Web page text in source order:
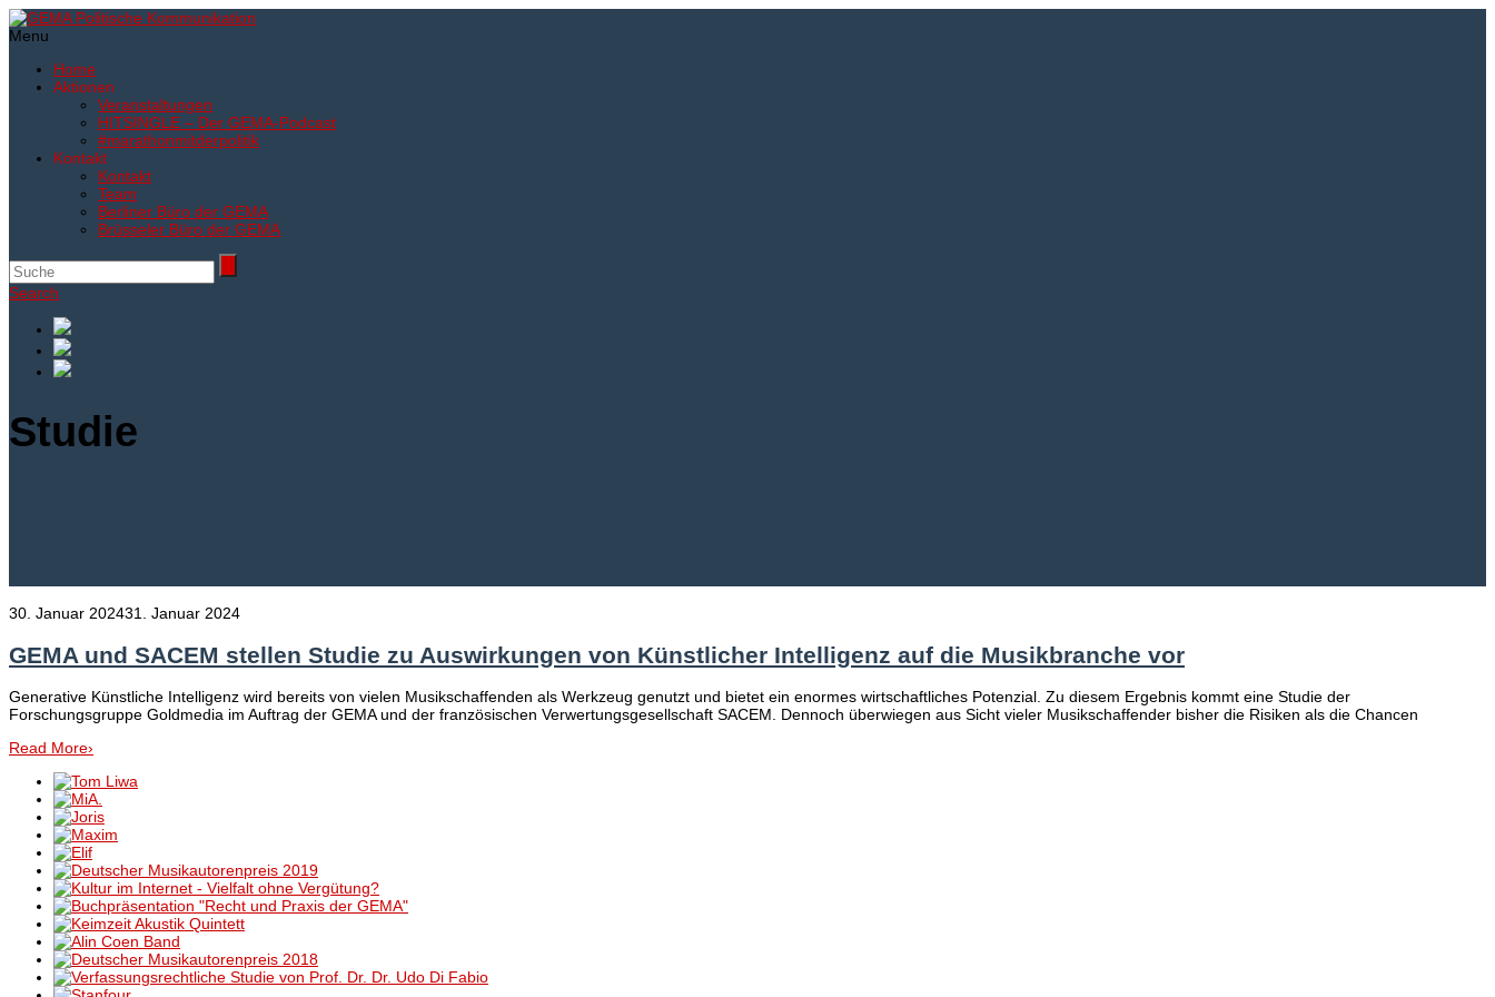
Menu
Home
Aktionen
Veranstaltungen
HITSINGLE – Der GEMA-Podcast
#marathonmitderpolitik
Kontakt
Kontakt
Team
Berliner Büro der GEMA
Brüsseler Büro der GEMA
Search
Studie
30. Januar 202431. Januar 2024
GEMA und SACEM stellen Studie zu Auswirkungen von Künstlicher Intelligenz auf die Musikbranche vor
Generative Künstliche Intelligenz wird bereits von vielen Musikschaffenden als Werkzeug genutzt und bietet ein enormes wirtschaftliches Potenzial. Zu diesem Ergebnis kommt eine Studie der
Forschungsgruppe Goldmedia im Auftrag der GEMA und der französischen Verwertungsgesellschaft SACEM. Dennoch überwiegen aus Sicht vieler Musikschaffender bisher die Risiken als die Chancen
Read More›